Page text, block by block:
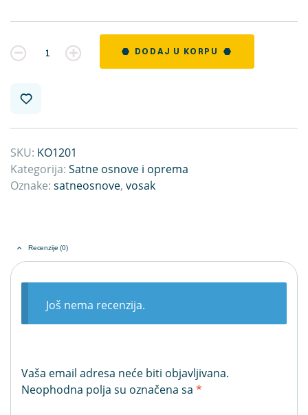
Kvantitet DODAJ U KORPU
SKU: KO1201
Kategorija: Satne osnove i oprema
Oznake: satneosnove, vosak
Recenzije (0)
Još nema recenzija.
Vaša email adresa neće biti objavljivana.
Neophodna polja su označena sa *